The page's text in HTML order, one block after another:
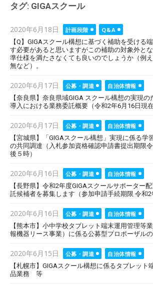
タグ: GIGAスクール
Posted
on
2020年6月18日 計画段階
Q&A
【Q】GIGAスクール構想に基づく補助を受ける
す必要があると思いますがこの補助の対象外と
準仕様を満たさなくても良いのでしょうか（例
無など）。
Posted
on
2020年6月17日 公募・調達
自治体情報
【奈良県】奈良県域GIGA スクール構想の実現
導入における業務委託概要（令和2年6月16日現在
Posted
on
2020年6月17日 公募・調達
自治体情報
【宮城県】「GIGAスクール構想」実現に係る学
の共同調達（入札参加資格確認申請書提出期限
後５時）
Posted
on
2020年6月16日 公募・調達
自治体情報
【長野県】令和2年度GIGAスクールサポーター
託候補者を募集します（参加申請手続期限 令和2
Posted
on
2020年6月16日 公募・調達
自治体情報
【熊本市】小中学校タブレット端末運用管理等
報機器リース事業）に係る公募型プロポーザル
Posted
on
2020年6月15日 公募・調達
自治体情報
【札幌市】GIGAスクール構想に係るタブレット
品業務 等